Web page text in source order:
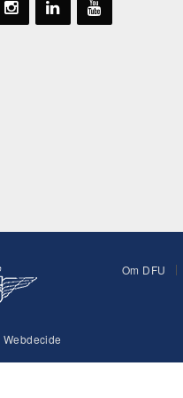
Om DFU
Webdecide